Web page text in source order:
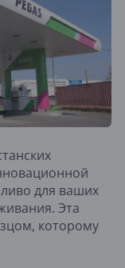
для ваших
Эта
которому